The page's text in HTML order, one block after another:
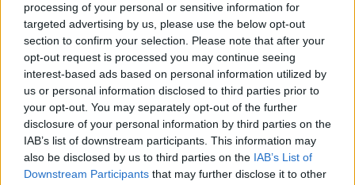
processing of your personal or sensitive information for
targeted advertising by us, please use the below opt-out
section to confirm your selection. Please note that after your
opt-out request is processed you may continue seeing
interest-based ads based on personal information utilized by
us or personal information disclosed to third parties prior to
your opt-out. You may separately opt-out of the further
disclosure of your personal information by third parties on the
IAB’s list of downstream participants. This information may
also be disclosed by us to third parties on the IAB’s List of
Downstream Participants that may further disclose it to other
PROVINCIA DI SIENA —Simboliantisemiti, ossia una stella di
David vicino ad una svastica nazista, sono stati trovati nel Senese a
Taverne d'Arbia, al Ruffolo ed a Poggibonsi sul muro di uno
svincolo della Firenze-Siena.
I tecnici comunali hanno già provveduto, nei primi due episodi, a
ricoprire parzialmente le scritte.
Sull'accaduto indaga laDigos, al vaglio anche i filmati delle
telecamere presenti nelle zone degli sfregi. Secondo una prima
ricostruzione le scritte sono state vergate nella notte tra sabato e
domenica.
La segnalazione alle forze dell'ordine è stata fatta da alcuni